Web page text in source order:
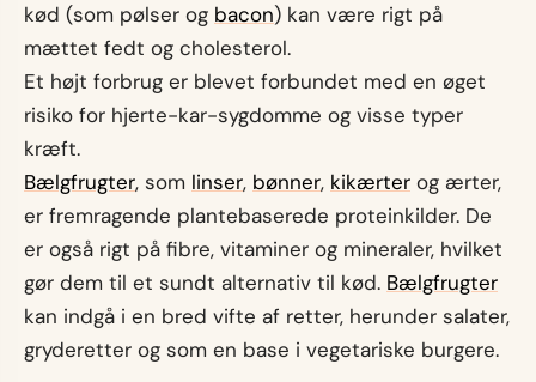
kød (som pølser og bacon) kan være rigt på
mættet fedt og cholesterol.
Et højt forbrug er blevet forbundet med en øget
risiko for hjerte-kar-sygdomme og visse typer
kræft.
Bælgfrugter, som linser, bønner, kikærter og ærter,
er fremragende plantebaserede proteinkilder. De
er også rigt på fibre, vitaminer og mineraler, hvilket
gør dem til et sundt alternativ til kød. Bælgfrugter
kan indgå i en bred vifte af retter, herunder salater,
gryderetter og som en base i vegetariske burgere.